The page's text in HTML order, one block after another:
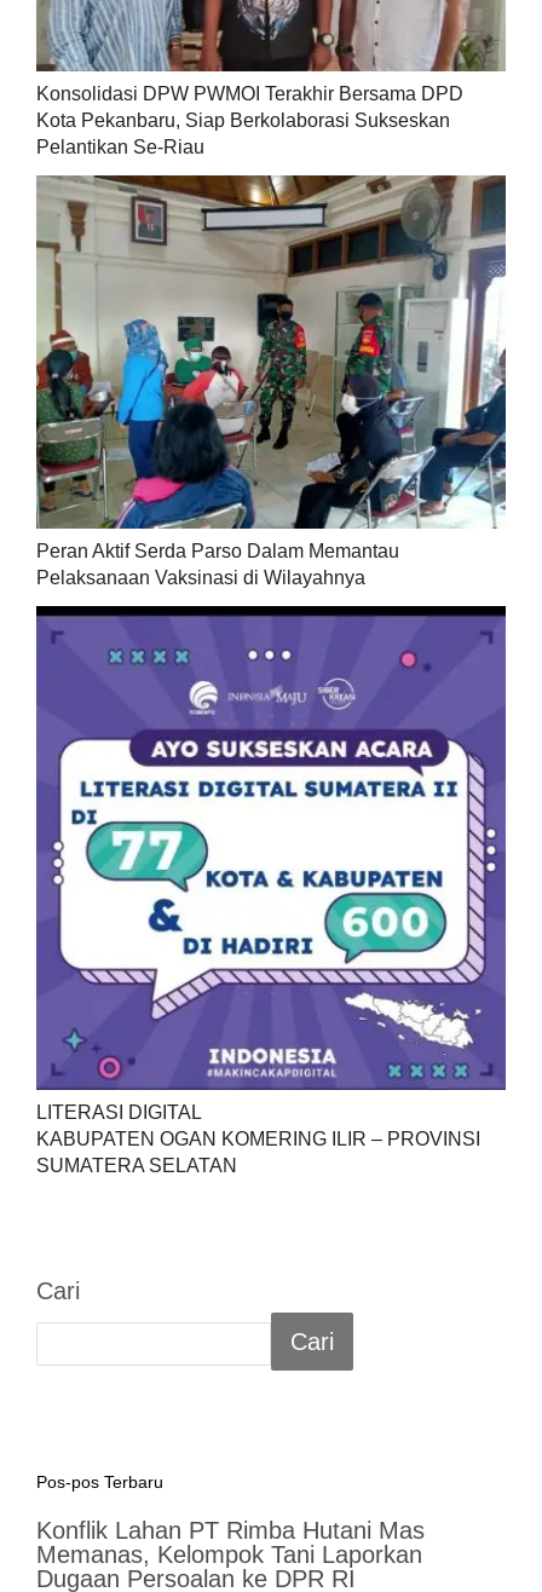
Konsolidasi DPW PWMOI Terakhir Bersama DPD
Kota Pekanbaru, Siap Berkolaborasi Sukseskan
Pelantikan Se-Riau
Peran Aktif Serda Parso Dalam Memantau
Pelaksanaan Vaksinasi di Wilayahnya
LITERASI DIGITAL
KABUPATEN OGAN KOMERING ILIR – PROVINSI
SUMATERA SELATAN
Cari
Cari
Pos-pos Terbaru
Konflik Lahan PT Rimba Hutani Mas
Memanas, Kelompok Tani Laporkan
Dugaan Persoalan ke DPR RI